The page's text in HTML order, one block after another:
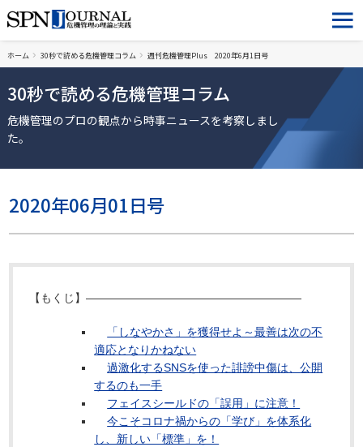
ホーム 30秒で読める危機管理コラム 週刊危機管理Plus 2020年6月1日号
30秒で読める危機管理コラム
危機管理のプロの観点から時事ニュースを考察しまし
た。
2020年06月01日号
【もくじ】―――――――――――――――――――
「しなやかさ」を獲得せよ～最善は次の不
適応となりかねない
過激化するSNSを使った誹謗中傷は、公開
するのも一手
フェイスシールドの「誤用」に注意！
今こそコロナ禍からの「学び」を体系化
し、新しい「標準」を！